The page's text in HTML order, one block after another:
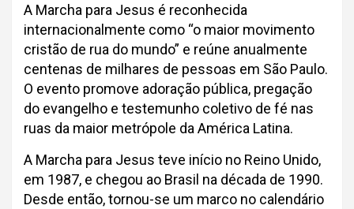
A Marcha para Jesus é reconhecida
internacionalmente como “o maior movimento
cristão de rua do mundo” e reúne anualmente
centenas de milhares de pessoas em São Paulo.
O evento promove adoração pública, pregação
do evangelho e testemunho coletivo de fé nas
ruas da maior metrópole da América Latina.
A Marcha para Jesus teve início no Reino Unido,
em 1987, e chegou ao Brasil na década de 1990.
Desde então, tornou-se um marco no calendário